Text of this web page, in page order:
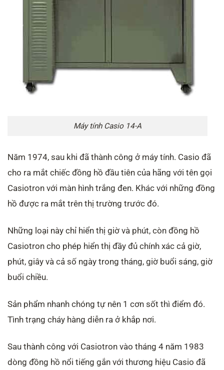
Máy tính Casio 14-A
Năm 1974, sau khi đã thành công ở máy tính. Casio đã
cho ra mắt chiếc đồng hồ đầu tiên của hãng với tên gọi
Casiotron với màn hình trắng đen. Khác với những đồng
hồ được ra mắt trên thị trường trước đó.
Những loại này chỉ hiển thị giờ và phút, còn đồng hồ
Casiotron cho phép hiển thị đầy đủ chính xác cả giờ,
phút, giây và cả số ngày trong tháng, giờ buổi sáng, giờ
buổi chiều.
Sản phẩm nhanh chóng tự nên 1 cơn sốt thì điểm đó.
Tình trạng cháy hàng diễn ra ở khắp nơi.
Sau thành công với Casiotron vào tháng 4 năm 1983
dòng đồng hồ nổi tiếng gắn với thương hiệu Casio đã